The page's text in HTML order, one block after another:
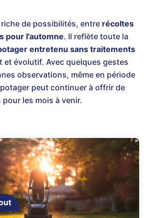
de possibilités, entre récoltes
pour l'automne. Il reflète toute la
entretenu sans traitements
et évolutif. Avec quelques gestes
observations, même en période
peut continuer à offrir de
les mois à venir.